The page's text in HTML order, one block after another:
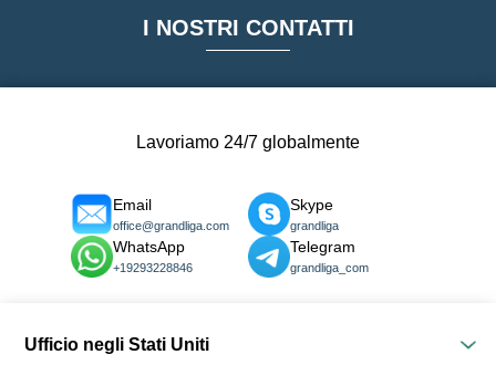
I NOSTRI CONTATTI
Ufficio negli Stati Uniti
Lavoriamo 24/7 globalmente
Email
office@grandliga.com
Skype
grandliga
WhatsApp
+19293228846
Telegram
grandliga_com